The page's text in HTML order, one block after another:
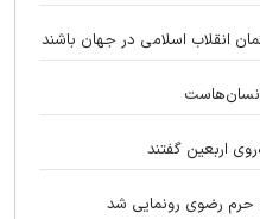
انقلاب اسلامی در جهان باشند
اربعین گفتند
حرم رضوی رونمایی شد